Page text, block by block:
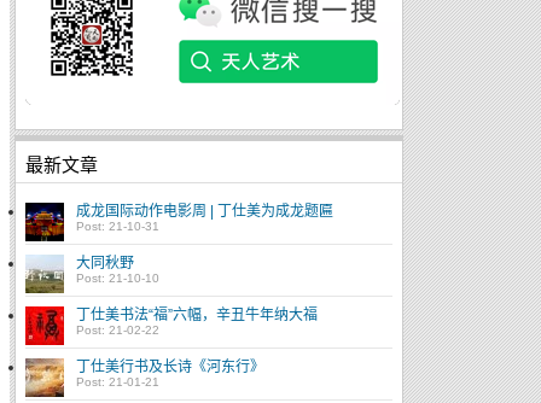
最新文章
成龙国际动作电影周 | 丁仕美为成龙题匾
Post: 21-10-31
大同秋野
Post: 21-10-10
丁仕美书法“福”六幅，辛丑牛年纳大福
Post: 21-02-22
丁仕美行书及长诗《河东行》
Post: 21-01-21